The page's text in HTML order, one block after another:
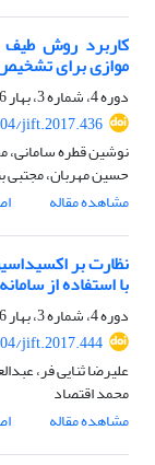
کاربرد روش
موازی برای
دوره 4، شماره 3، بهار 1396، صفحه
jift.2017.436
نوشین قطره سامانی،
حسین مهربان، مجتبی
مشاهده مقاله
نظارت بر
با استفاده از
دوره 4، شماره 3، بهار 1396، صفحه
jift.2017.444
علیرضا ثنایی فر،
محمد اقتصاد
مشاهده مقاله